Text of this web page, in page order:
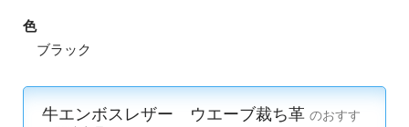
色
ブラック
牛エンボスレザー ウエーブ裁ち革 のおすす